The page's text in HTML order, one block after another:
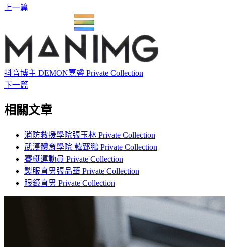
上一篇
抖音博主 DEMON嘉睿 Private Collection
下一篇
相關文章
消防救援學院張玉林 Private Collection
武漢體育學院 韓郅鵬 Private Collection
賽艇運動員 Private Collection
製服直男張品華 Private Collection
眼鏡直男 Private Collection